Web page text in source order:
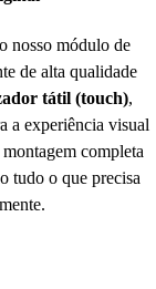
nosso módulo de
de alta qualidade
tátil (touch),
a experiência visual
completa
tudo o que precisa